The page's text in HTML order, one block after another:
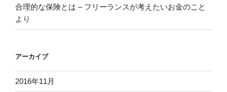
合理的な保険とは – フリーランスが考えたいお金のこと
より
アーカイブ
2016年11月